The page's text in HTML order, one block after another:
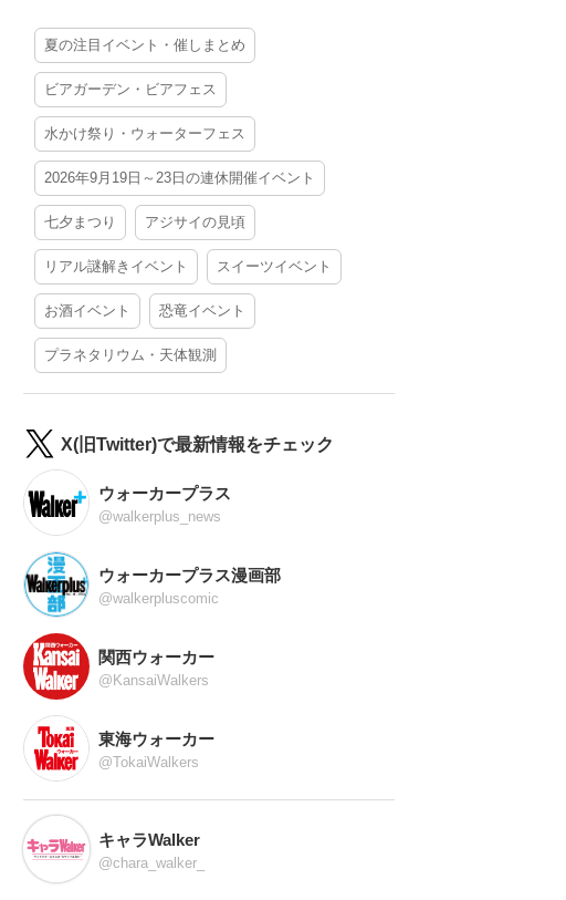
夏の注目イベント・催しまとめ
ビアガーデン・ビアフェス
水かけ祭り・ウォーターフェス
2026年9月19日～23日の連休開催イベント
七夕まつり アジサイの見頃
リアル謎解きイベント スイーツイベント
お酒イベント 恐竜イベント
プラネタリウム・天体観測
X(旧Twitter)で最新情報をチェック
ウォーカープラス
@walkerplus_news
ウォーカープラス漫画部
@walkerpluscomic
関西ウォーカー
@KansaiWalkers
東海ウォーカー
@TokaiWalkers
キャラWalker
@chara_walker_